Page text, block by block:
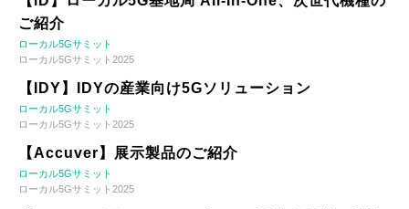
ご紹介
ローカル5Gサミット
ローカル5Gサミット2025
【IDY】IDYの産業向け5Gソリューション
ローカル5Gサミット
ローカル5Gサミット2025
【Accuver】展示製品のご紹介
ローカル5Gサミット
ローカル5Gサミット2025